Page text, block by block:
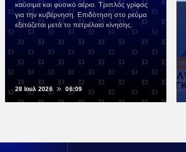
καύσιμα και φυσικό αέριο. Τριπλός γρίφος
για την κυβέρνηση. Επιδότηση στο ρεύμα
εξετάζεται μετά το πετρέλαιο κίνησης.
28 Ιουλ 2026 06:09